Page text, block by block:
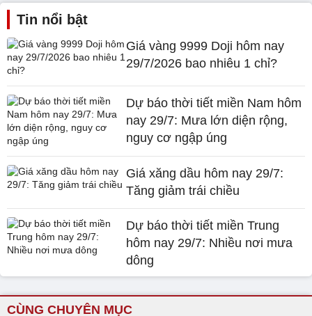
Tin nổi bật
Giá vàng 9999 Doji hôm nay
29/7/2026 bao nhiêu 1 chỉ?
Dự báo thời tiết miền Nam hôm
nay 29/7: Mưa lớn diện rộng,
nguy cơ ngập úng
Giá xăng dầu hôm nay 29/7:
Tăng giảm trái chiều
Dự báo thời tiết miền Trung
hôm nay 29/7: Nhiều nơi mưa
dông
CÙNG CHUYÊN MỤC